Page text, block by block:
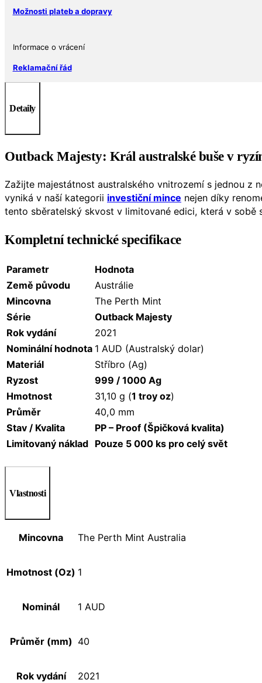
999
Perth
Mint
množství
Možnosti plateb a dopravy
Informace o vrácení
Reklamační řád
Detaily
Outback Majesty: Král australské buše v
Zažijte majestátnost australského vnitrozemí s jednou z
vyniká v naší kategorii investiční mince nejen díky
tento sběratelský skvost v limitované edici, která v
Kompletní technické specifikace
Parametr
Hodnota
Země původu
Austrálie
Mincovna
The Perth Mint
Série
Outback Majesty
Rok vydání
2021
Nominální hodnota 1 AUD (Australský dolar)
Materiál
Stříbro (Ag)
Ryzost
999 / 1000 Ag
Hmotnost
31,10 g (1 troy oz)
Průměr
40,0 mm
Stav / Kvalita
PP – Proof (Špičková kvalita)
Limitovaný náklad Pouze 5 000 ks pro celý svět
Vlastnosti
Mincovna The Perth Mint Australia
Hmotnost (Oz) 1
Nominál 1 AUD
Průměr (mm) 40
Rok vydání 2021